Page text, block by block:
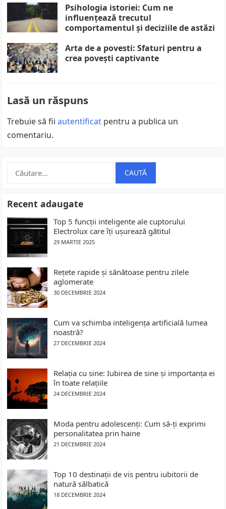
Psihologia istoriei: Cum ne
influențează trecutul
comportamentul și deciziile de astăzi
Arta de a povesti: Sfaturi pentru a
crea povești captivante
Lasă un răspuns
Trebuie să fiiautentificat pentru a publica un
comentariu.
Caută
Recent adaugate
Top 5 funcții inteligente ale cuptorului
Electrolux care îți ușurează gătitul
29 MARTIE 2025
Rețete rapide și sănătoase pentru zilele
aglomerate
30 DECEMBRIE 2024
Cum va schimba inteligența artificială lumea
noastră?
27 DECEMBRIE 2024
Relația cu sine: Iubirea de sine și importanța ei
în toate relațiile
24 DECEMBRIE 2024
Moda pentru adolescenți: Cum să-ți exprimi
personalitatea prin haine
21 DECEMBRIE 2024
Top 10 destinații de vis pentru iubitorii de
natură sălbatică
18 DECEMBRIE 2024